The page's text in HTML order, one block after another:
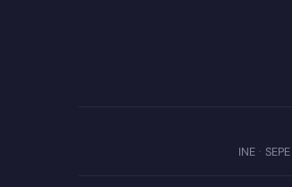
INE · SEPE